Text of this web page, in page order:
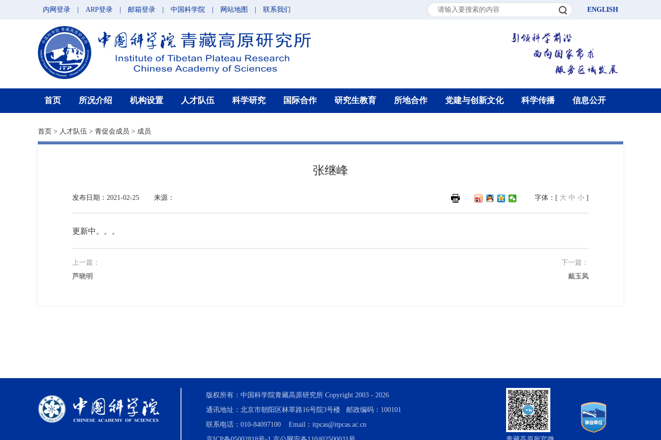
内网登录 ARP登录 邮箱登录 中国科学院 网站地图 联系我们 ENGLISH
首页 所况介绍 机构设置 人才队伍 科学研究 国际合作 研究生教育 所地合作 党建与创新文化 科学传播 信息公开
首页 > 人才队伍 > 青促会成员 > 成员
张继峰
发布日期：2021-02-25 来源： 字体：[ 大 中 小 ]
更新中。。。
上一篇：
芦晓明
下一篇：
戴玉凤
版权所有：中国科学院青藏高原研究所 Copyright 2003 - 2026
通讯地址：北京市朝阳区林萃路16号院3号楼 邮政编码：100101
联系电话：010-84097100 Email：itpcas@itpcas.ac.cn